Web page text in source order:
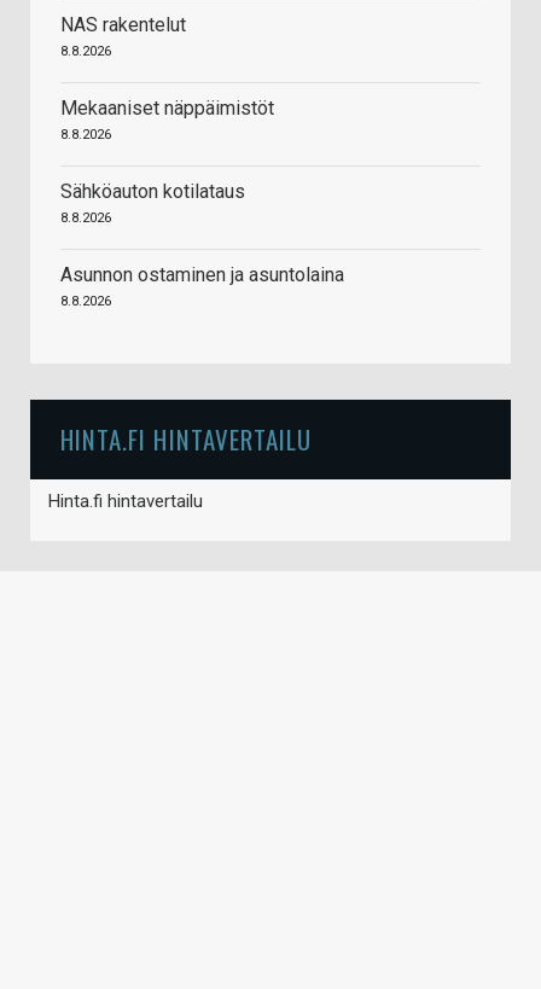
NAS rakentelut
8.8.2026
Mekaaniset näppäimistöt
8.8.2026
Sähköauton kotilataus
8.8.2026
Asunnon ostaminen ja asuntolaina
8.8.2026
HINTA.FI HINTAVERTAILU
Hinta.fi hintavertailu